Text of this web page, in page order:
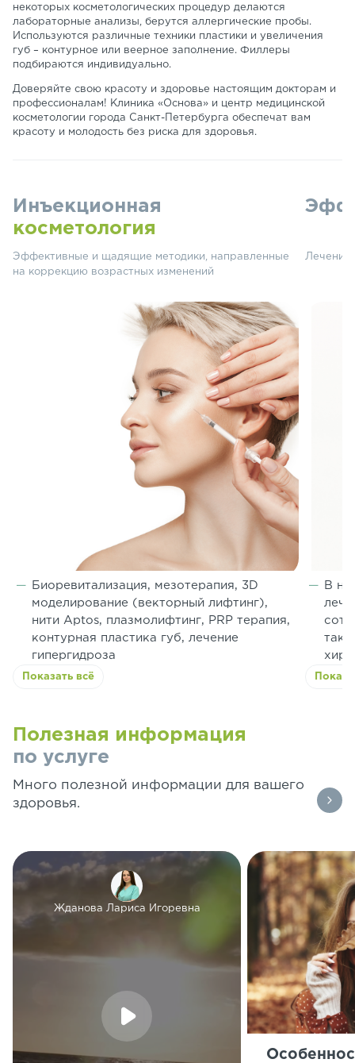
некоторых косметологических процедур делаются
лабораторные анализы, берутся аллергические пробы.
Используются различные техники пластики и увеличения
губ – контурное или веерное заполнение. Филлеры
подбираются индивидуально.
Доверяйте свою красоту и здоровье настоящим докторам и
профессионалам! Клиника «Основа» и центр медицинской
косметологии города Санкт-Петербурга обеспечат вам
красоту и молодость без риска для здоровья.
Инъекционная
косметология
Эффективные и щадящие методики, направленные
на коррекцию возрастных изменений
Биоревитализация, мезотерапия, 3D
моделирование (векторный лифтинг),
нити Aptos, плазмолифтинг, PRP терапия,
контурная пластика губ, лечение
гипергидроза
Показать всё
Лечение
В
Полезная информация
по услуге
Много полезной информации для вашего
здоровья.
Жданова Лариса Игоревна